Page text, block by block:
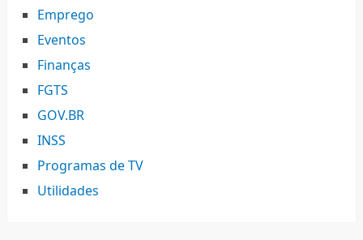
Emprego
Eventos
Finanças
FGTS
GOV.BR
INSS
Programas de TV
Utilidades